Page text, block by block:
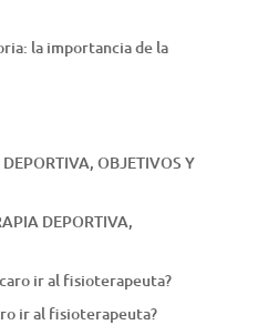
la importancia de la
OBJETIVOS Y
DEPORTIVA,
ir al fisioterapeuta?
ir al fisioterapeuta?